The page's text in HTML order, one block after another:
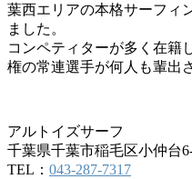
葉西エリアの本格サーフィ
ました。
コンペティターが多く在籍
権の常連選手が何人も輩出
アルトイズサーフ
千葉県千葉市稲毛区小仲台
TEL： 043-287-7317